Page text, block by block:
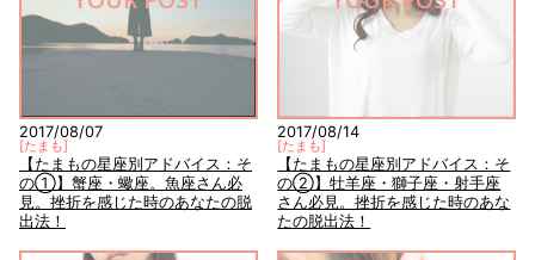
2017/08/07
[たまも]
【たまもの星座別アドバイス：そ
の①】蟹座・蠍座。魚座さん必
見。挫折を感じた時のあなたの脱
出法！
2017/08/14
[たまも]
【たまもの星座別アドバイス：そ
の②】牡羊座・獅子座・射手座
さん必見。挫折を感じた時のあな
たの脱出法！